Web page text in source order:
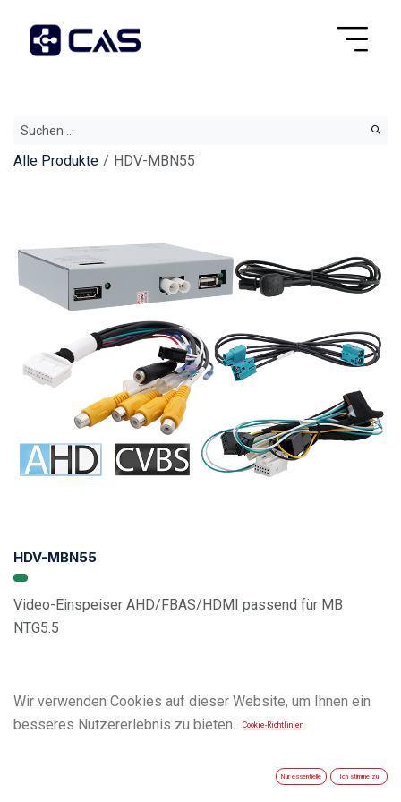
Alle Produkte HDV-MBN55
HDV-MBN55
Video-Einspeiser AHD/FBAS/HDMI passend für MB
NTG5.5
Wir verwenden Cookies auf dieser Website, um Ihnen ein
besseres Nutzererlebnis zu bieten.
Cookie-Richtlinien
Nur essentielle Ich stimme zu